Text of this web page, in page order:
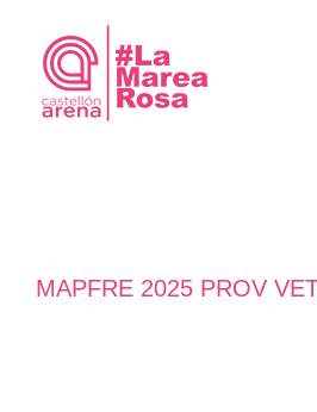
contenido
MAPFRE 2025 PROV